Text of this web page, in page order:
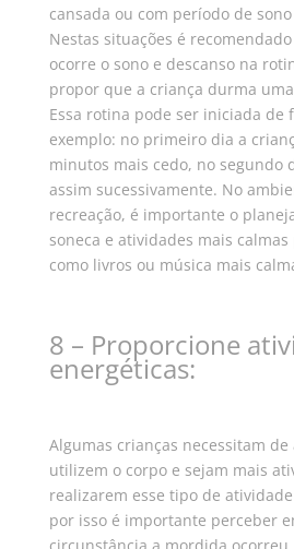
cansada ou com período de
Nestas situações é
ocorre o sono e descanso na
propor que a criança durma
Essa rotina pode ser iniciada de
exemplo: no primeiro dia a
minutos mais cedo, no segundo
assim sucessivamente. No
recreação, é importante o
soneca e atividades mais
como livros ou música mais
8 – Proporcione
energéticas:
Algumas crianças necessitam
utilizem o corpo e sejam mais
realizarem esse tipo de
por isso é importante perceber